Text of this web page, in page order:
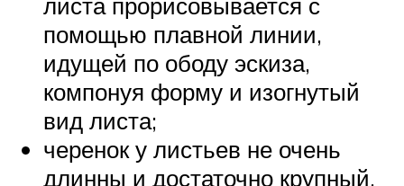
помощью плавной линии,
идущей по ободу эскиза,
компонуя форму и изогнутый
вид листа;
черенок у листьев не очень
длинны и достаточно крупный,